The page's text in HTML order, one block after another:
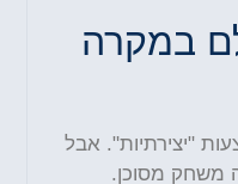
במקרה
אבל
מסוכן.